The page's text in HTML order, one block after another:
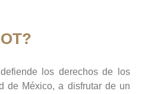
los derechos de los
de México, a disfrutar de un